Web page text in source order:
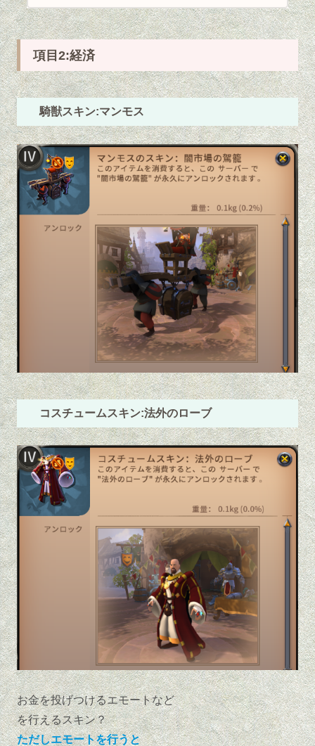
項目2:経済
騎獣スキン:マンモス
コスチュームスキン:法外のローブ
お金を投げつけるエモートなど
を行えるスキン？
ただしエモートを行うと